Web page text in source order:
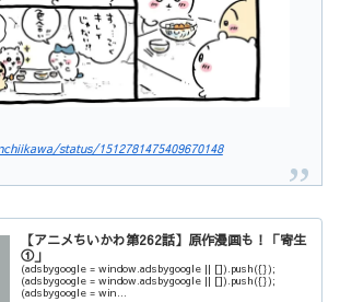
status/1512781475409670148
【アニメちいかわ第262話】原作漫画も！「寄生
①」
(adsbygoogle = window.adsbygoogle || []).push({});
(adsbygoogle = window.adsbygoogle || []).push({});
(adsbygoogle = win...